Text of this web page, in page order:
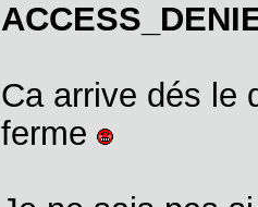
Ca arrive dés le
ferme